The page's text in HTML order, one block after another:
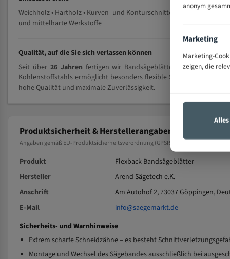
Weichholz • Hartholz • Kurven- und Konturschnitte • Brennholz •
und mittelharte Werkstoffe
Qualität, auf die Sie sich verlassen können
Seit über 26 Jahren fertigen wir Bandsägeblätter mit höchster
Kohlenstoffstahls ermöglicht besonders flexible Schnitte und ist
hohe Qualität und maximale Zuverlässigkeit.
Produktsicherheit & Herstellerangaben
Angaben gemäß EU-Produktsicherheitsverordnung (GPSR, Verordnung (EU) 2023/
Produkt
Flexback Bandsägeblätter
Hersteller
Arend Sägetech e.K.
Anschrift
Am Autohof 2, 73037 Göppingen,
E-Mail
info@saegemarkt.de
Sicherheits- und Warnhinweise
Extrem scharfe Schneidzähne – es besteht
Montage und Wechsel des Sägebandes ausschließlich bei
anonym
Marketing
Marketing-
zeigen, die